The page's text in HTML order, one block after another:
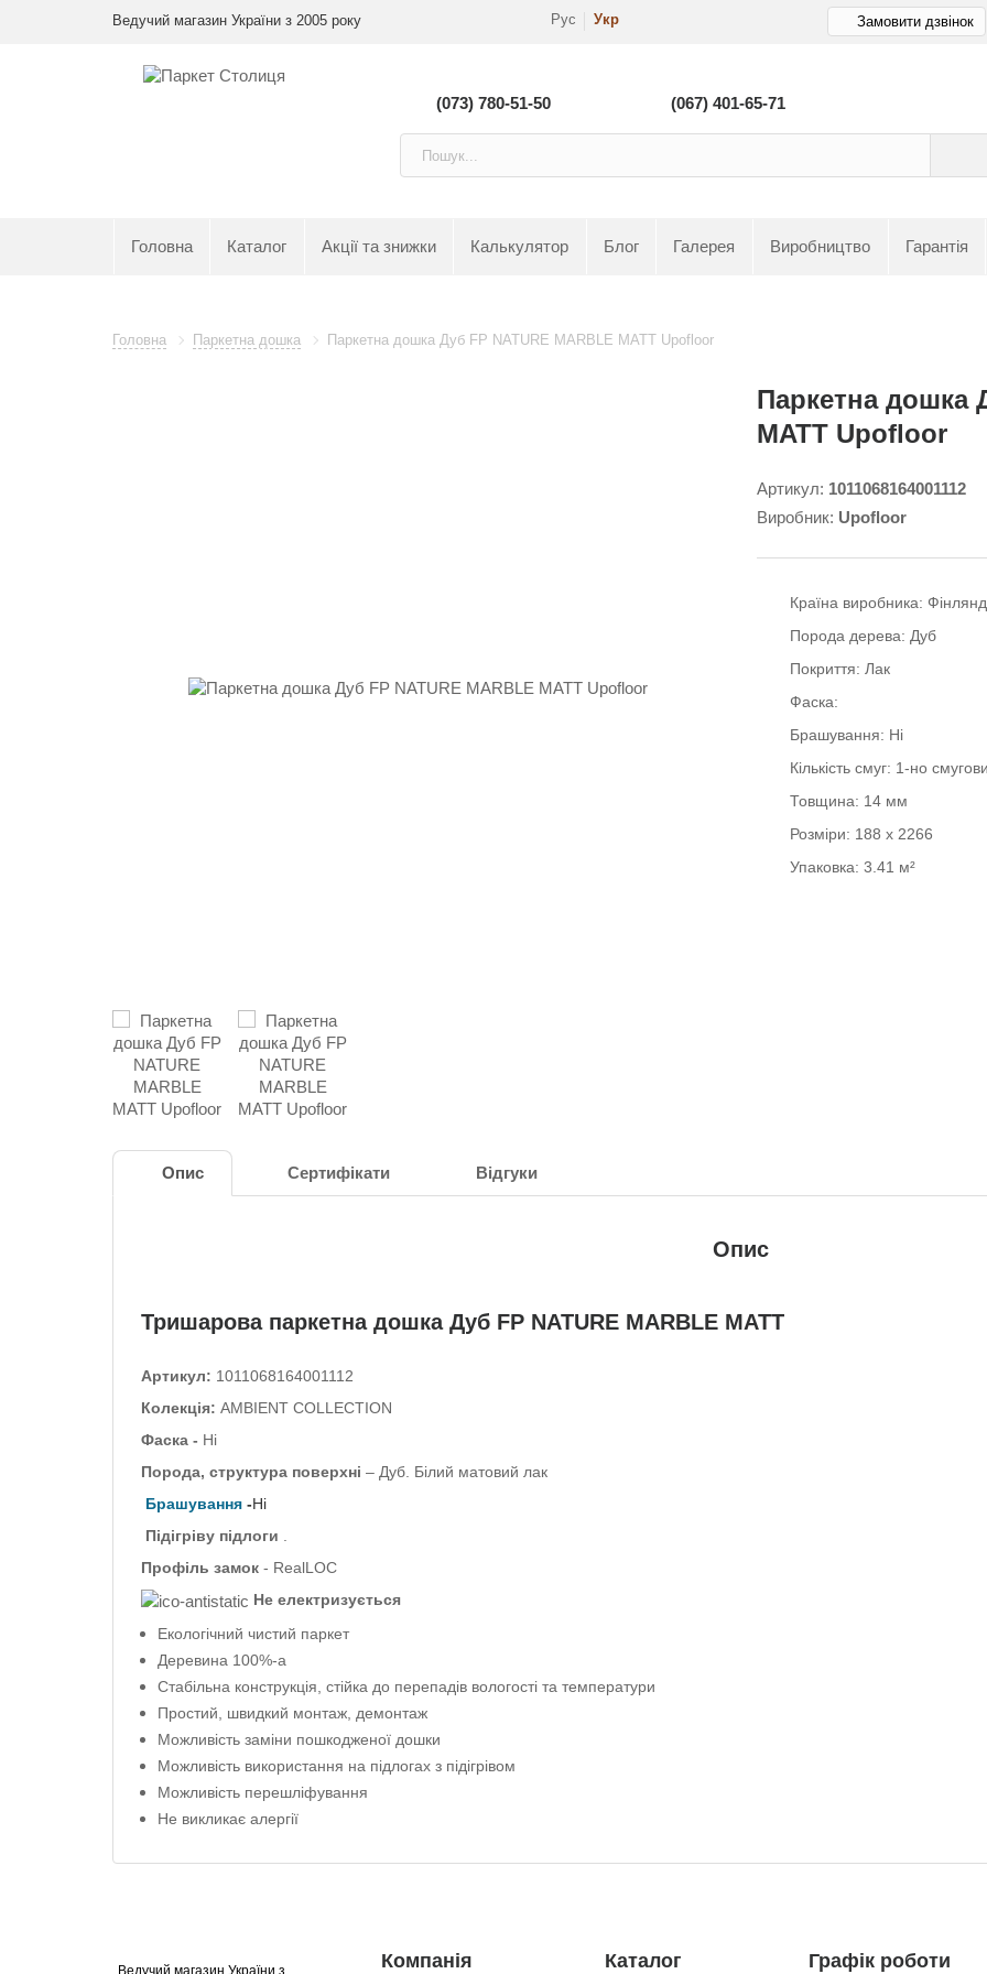
Ведучий магазин України з 2005 року Рус Укр Замовити дзвінок
(073) 780-51-50 (067) 401-65-71
Головна Каталог Акції та знижки Калькулятор Блог Галерея Виробництво Гарантія
Головна Паркетна дошка Паркетна дошка Дуб FP NATURE MARBLE MATT Upofloor
Паркетна дошка
MATT Upofloor
Артикул: 1011068164001112
Виробник: Upofloor
Країна виробника:
Порода дерева: Дуб
Покриття: Лак
Фаска:
Брашування: Ні
Кількість смуг: 1-но
Товщина: 14 мм
Розміри: 188 x 2266
Упаковка: 3.41 м²
Опис Сертифікати Відгуки
Опис
Тришарова паркетна дошка Дуб FP NATURE MARBLE MATT
Артикул: 1011068164001112
Колекція: AMBIENT COLLECTION
Фаска - Ні
Порода, структура поверхні – Дуб. Білий матовий лак
Брашування -Ні
Підігріву підлоги
Профіль замок - RealLOC
Не електризується
Екологічний чистий паркет
Деревина 100%-а
Стабільна конструкція, стійка до перепадів вологості та температури
Простий, швидкий монтаж, демонтаж
Можливість заміни пошкодженої дошки
Можливість використання на підлогах з підігрівом
Можливість перешліфування
Не викликає алергії
Ведучий магазин України з Компанія Каталог Графік роботи